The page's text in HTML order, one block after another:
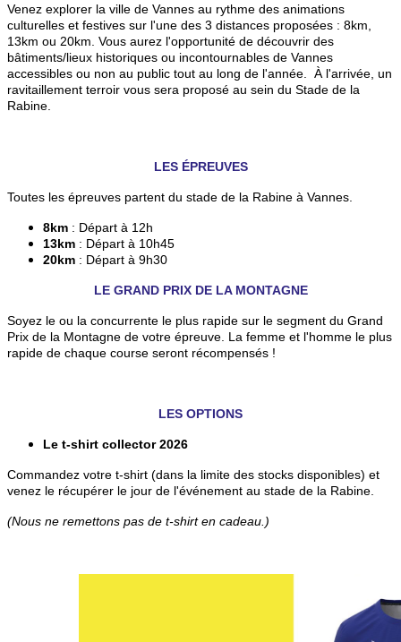
Venez explorer la ville de Vannes au rythme des animations
culturelles et festives sur l'une des 3 distances proposées : 8km,
13km ou 20km. Vous aurez l'opportunité de découvrir des
bâtiments/lieux historiques ou incontournables de Vannes
accessibles ou non au public tout au long de l'année. À l'arrivée, un
ravitaillement terroir vous sera proposé au sein du Stade de la
Rabine.
LES ÉPREUVES
Toutes les épreuves partent du stade de la Rabine à Vannes.
8km : Départ à 12h
13km : Départ à 10h45
20km : Départ à 9h30
LE GRAND PRIX DE LA MONTAGNE
Soyez le ou la concurrente le plus rapide sur le segment du Grand
Prix de la Montagne de votre épreuve. La femme et l'homme le plus
rapide de chaque course seront récompensés !
LES OPTIONS
Le t-shirt collector 2026
Commandez votre t-shirt (dans la limite des stocks disponibles) et
venez le récupérer le jour de l'événement au stade de la Rabine.
(Nous ne remettons pas de t-shirt en cadeau.)